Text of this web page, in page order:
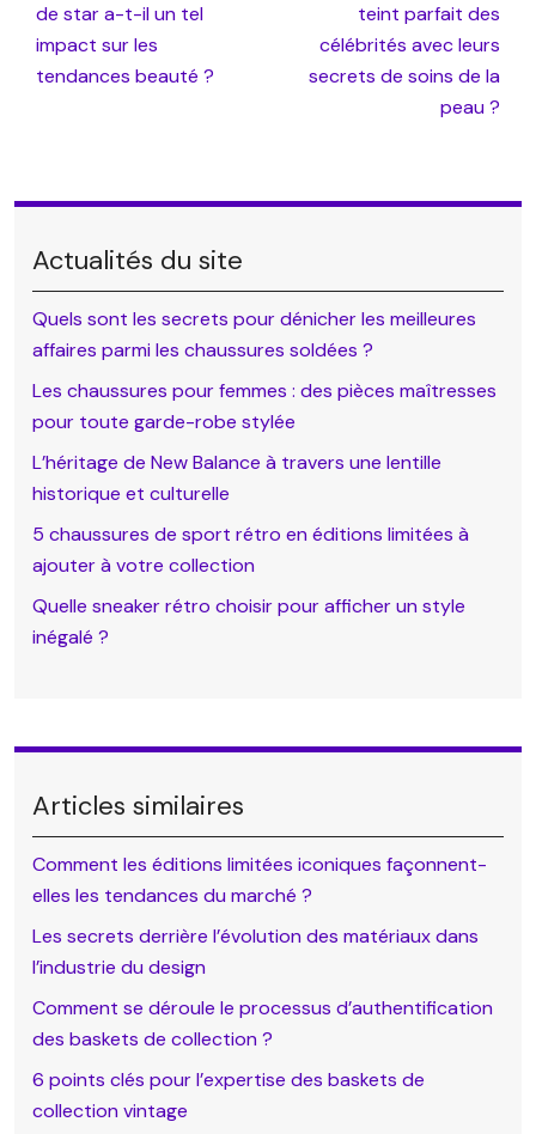
de star a-t-il un tel
impact sur les
tendances beauté ?
teint parfait des
célébrités avec leurs
secrets de soins de la
peau ?
Actualités du site
Quels sont les secrets pour dénicher les meilleures
affaires parmi les chaussures soldées ?
Les chaussures pour femmes : des pièces maîtresses
pour toute garde-robe stylée
L’héritage de New Balance à travers une lentille
historique et culturelle
5 chaussures de sport rétro en éditions limitées à
ajouter à votre collection
Quelle sneaker rétro choisir pour afficher un style
inégalé ?
Articles similaires
Comment les éditions limitées iconiques façonnent-
elles les tendances du marché ?
Les secrets derrière l’évolution des matériaux dans
l’industrie du design
Comment se déroule le processus d’authentification
des baskets de collection ?
6 points clés pour l’expertise des baskets de
collection vintage